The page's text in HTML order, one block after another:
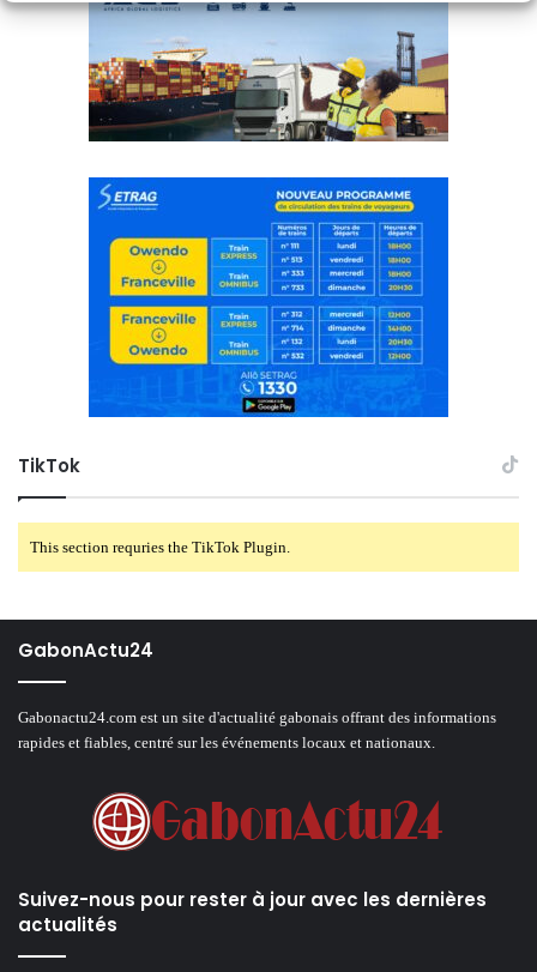
TikTok
This section requries the TikTok Plugin.
GabonActu24
Gabonactu24.com est un site d'actualité gabonais offrant des informations
rapides et fiables, centré sur les événements locaux et nationaux.
Suivez-nous pour rester à jour avec les dernières
actualités